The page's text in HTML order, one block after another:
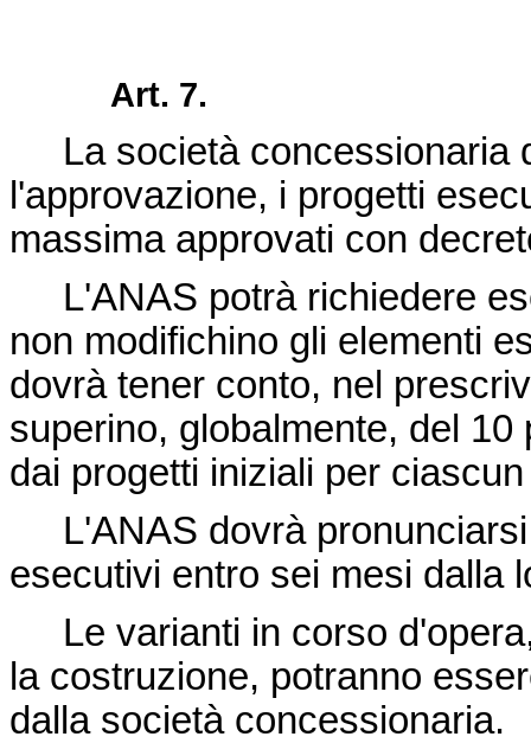
Art. 7.
La società concessionaria
l'approvazione, i progetti
massima approvati con
L'ANAS potrà richiedere
non modifichino gli elementi
dovrà tener conto, nel
superino, globalmente, del
dai progetti iniziali per
L'ANAS dovrà pronunciarsi
esecutivi entro sei mesi dalla
Le varianti in corso
la costruzione, potranno
dalla società concessionaria.